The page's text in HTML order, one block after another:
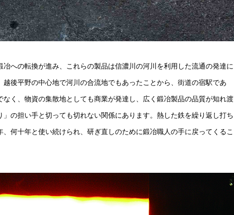
への転換が進み、これらの製品は信濃川の河川を利用した流通の発達に
後平野の中心地で河川の合流地でもあったことから、街道の宿駅であ
く、物資の集散地としても商業が発達し、広く鍛冶製品の品質が知れ渡
の担い手と切っても切れない関係にあります。熱した鉄を繰り返し打ち
何十年と使い続けられ、研ぎ直しのために鍛冶職人の手に戻ってくるこ